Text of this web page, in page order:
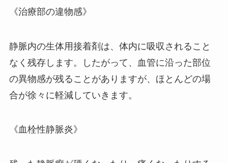
《治療部の違物感》
静脈内の生体用接着剤は、体内に吸収されること
なく残存します。したがって、血管に沿った部位
の異物感が残ることがありますが、ほとんどの場
合が徐々に軽減していきます。
《血栓性静脈炎》